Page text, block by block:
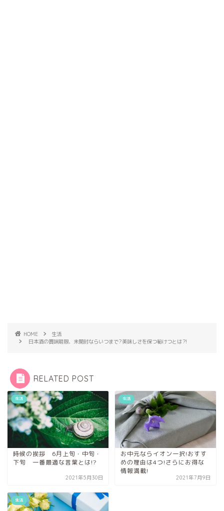
HOME
生活
日本酒の賞味期限、未開封ならいつまで?美味しさを保つ秘けつとは⁈
RELATED POST
生活
時候の挨拶 6月上旬・中旬・
下旬 一番最適な言葉とは!?
2021年5月30日
生活
お中元ならイオン一択!おすす
めの理由は4つ!さらにお得な
情報満載!
2021年7月9日
生活